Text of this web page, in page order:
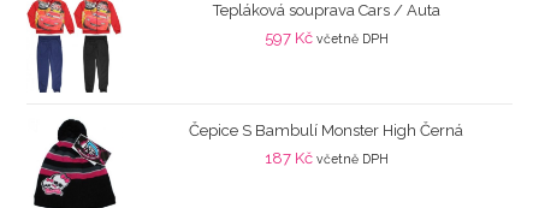
Tepláková souprava Cars / Auta
597 Kč včetně DPH
Čepice S Bambulí Monster High Černá
187 Kč včetně DPH